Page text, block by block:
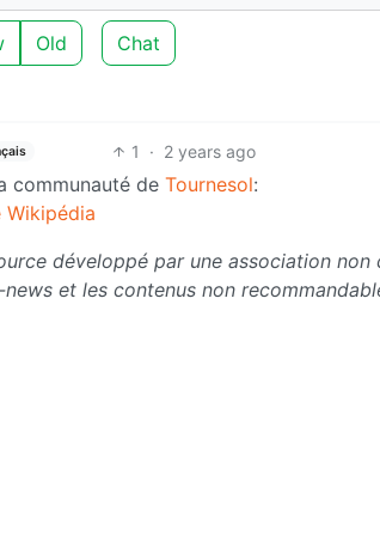
Old Chat
1 · 2 years ago
communauté de Tournesol:
Wikipédia
développé par une association
et les contenus non